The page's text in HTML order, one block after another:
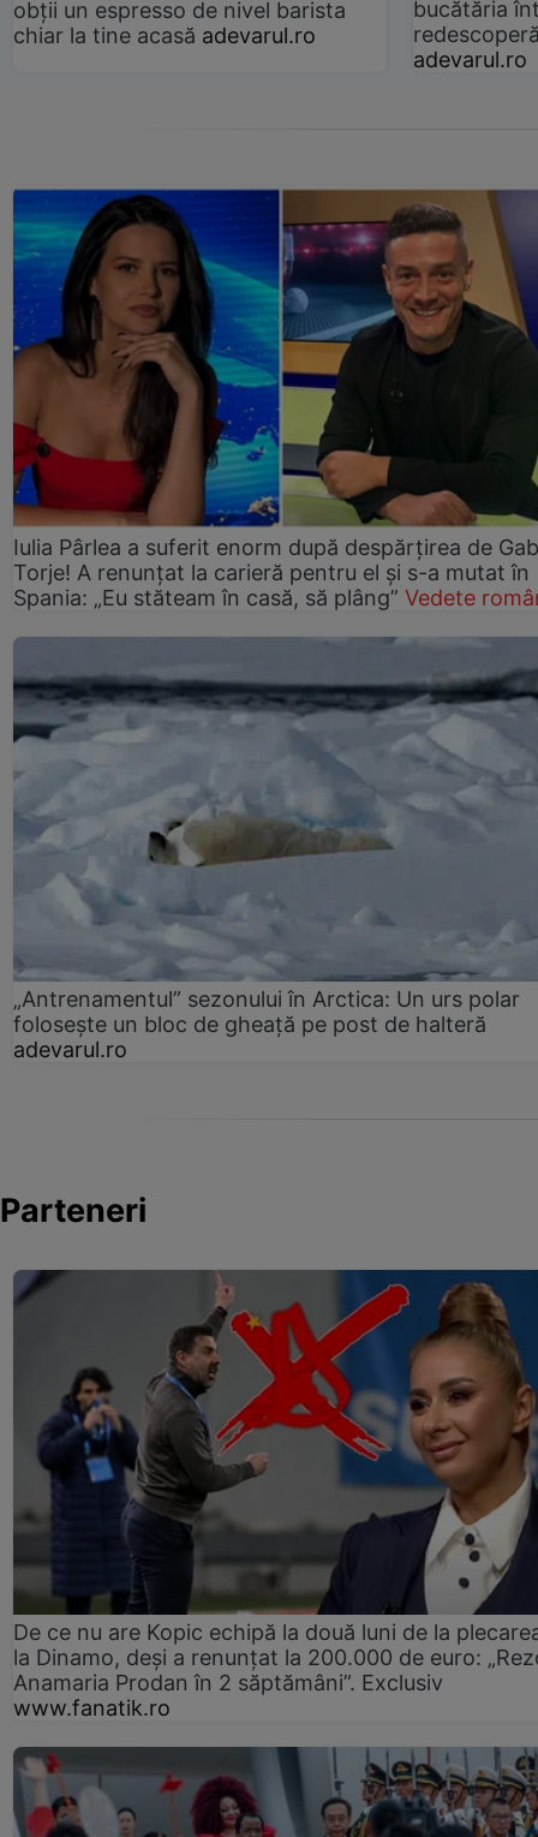
obții un espresso de nivel barista
chiar la tine acasă adevarul.ro
bucătăria
adevarul.ro
Iulia Pârlea a suferit enorm după despărțirea de
Torje! A renunțat la carieră pentru el și s-a mutat în
Spania: „Eu stăteam în casă, să plâng” Vedete
„Antrenamentul” sezonului în Arctica: Un urs polar
folosește un bloc de gheață pe post de halteră
adevarul.ro
Parteneri
De ce nu are Kopic echipă la două luni de la
la Dinamo, deși a renunțat la 200.000 de euro:
Anamaria Prodan în 2 săptămâni”. Exclusiv
www.fanatik.ro